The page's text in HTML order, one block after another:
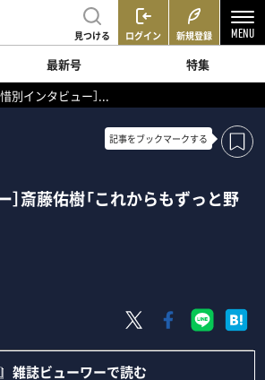
見つける ログイン 新規登録
最新号
特集
惜別インタビュー］...
記事をブックマークする
］斎藤佑樹「これからもずっと野
雑誌ビューワーで読む